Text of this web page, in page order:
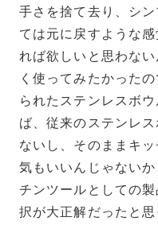
手さを捨て去り、シ
ては元に戻すような
れば欲しいと思わな
く使ってみたかった
られたステンレスボ
ば、従来のステンレ
ないし、そのままキ
気もいいんじゃない
チンツールとしての
択が大正解だったと